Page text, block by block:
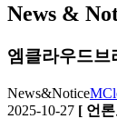
News &
엠클라우드브
News&Notice
2025-10-27 [ 언